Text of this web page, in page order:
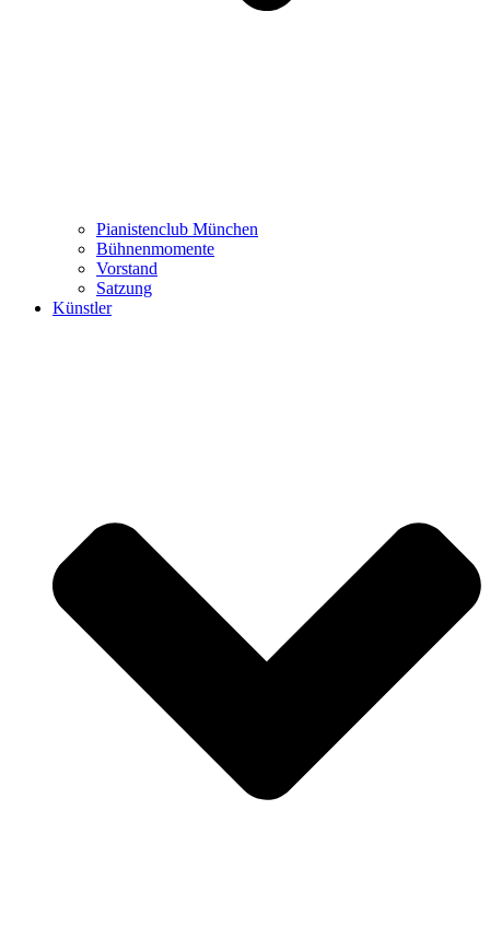
Pianistenclub München
Bühnenmomente
Vorstand
Satzung
Künstler